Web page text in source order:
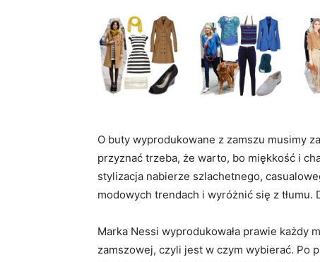
O buty wyprodukowane z zamszu musimy
przyznać trzeba, że warto, bo miękkość i
stylizacja nabierze szlachetnego,
modowych trendach i wyróżnić się z
Marka Nessi wyprodukowała prawie każdy
zamszowej, czyli jest w czym wybierać. Po